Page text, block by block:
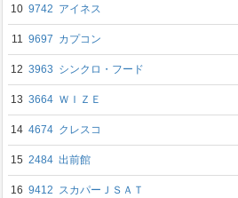
10 9742 アイネス
11 9697 カプコン
12 3963 シンクロ・フード
13 3664 ＷＩＺＥ
14 4674 クレスコ
15 2484 出前館
16 9412 スカパーＪＳＡＴ